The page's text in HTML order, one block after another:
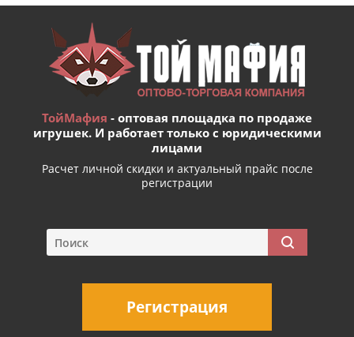
ТойМафия - оптовая площадка по продаже
игрушек. И работает только с юридическими
лицами
Расчет личной скидки и актуальный прайс после
регистрации
Регистрация